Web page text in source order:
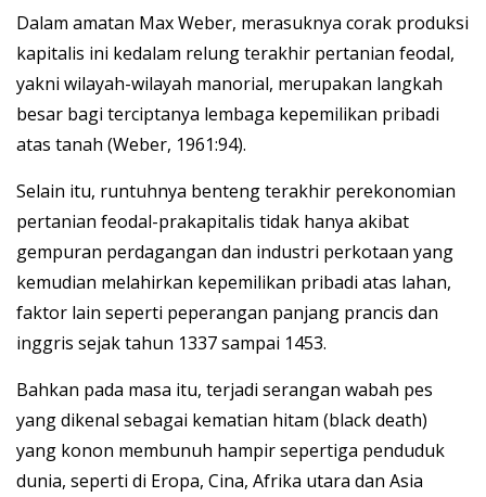
Dalam amatan Max Weber, merasuknya corak produksi
kapitalis ini kedalam relung terakhir pertanian feodal,
yakni wilayah-wilayah manorial, merupakan langkah
besar bagi terciptanya lembaga kepemilikan pribadi
atas tanah (Weber, 1961:94).
Selain itu, runtuhnya benteng terakhir perekonomian
pertanian feodal-prakapitalis tidak hanya akibat
gempuran perdagangan dan industri perkotaan yang
kemudian melahirkan kepemilikan pribadi atas lahan,
faktor lain seperti peperangan panjang prancis dan
inggris sejak tahun 1337 sampai 1453.
Bahkan pada masa itu, terjadi serangan wabah pes
yang dikenal sebagai kematian hitam (black death)
yang konon membunuh hampir sepertiga penduduk
dunia, seperti di Eropa, Cina, Afrika utara dan Asia